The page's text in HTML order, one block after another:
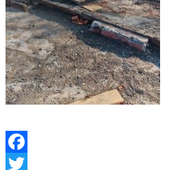
Facebook